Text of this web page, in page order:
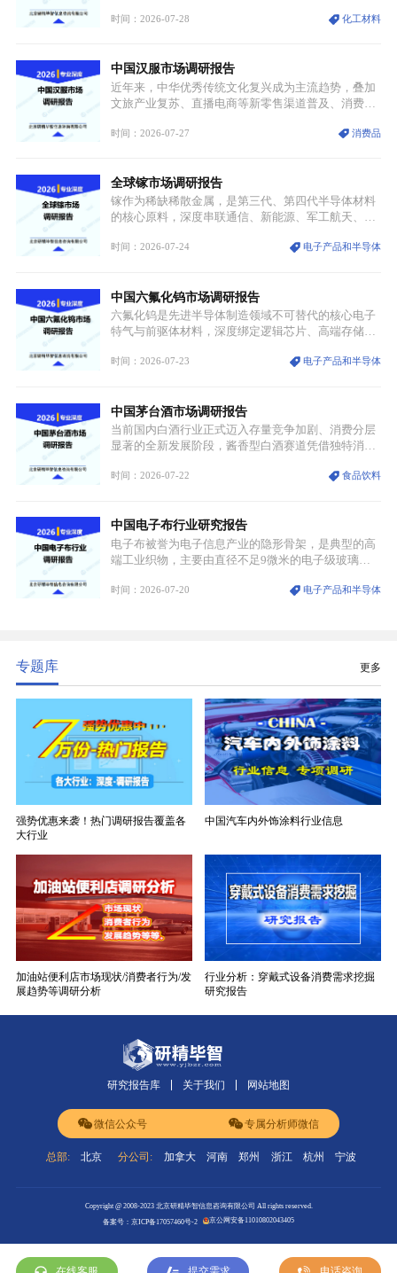
停产，行业长期维持寡头垄断的供应链格局彻底瓦
价无市”的供给真空，并沿高频覆铜板、PCB电路板向
AI服务器、5G基站等高端电子终端持续传导，全产业
链生产、成本、交付均承受巨大压力。
时间：2026-07-28 化工材料
中国汉服市场调研报告
近年来，中华优秀传统文化复兴成为主流趋势，叠加
文旅产业复苏、直播电商等新零售渠道普及、消费群
服不再局限于传统节日、古风活动等小众场景，逐步
重要载体。同时，行业标准落地、生产技术升级、原
创设计能力提升，进一步夯实产业发展根基，吸引传
统服饰品牌、文旅企业等跨界入局，市场活力持续释
时间：2026-07-27 消费品
全球镓市场调研报告
镓作为稀缺稀散金属，是第三代、第四代半导体材料
的核心原料，深度串联通信、新能源、军工航天、光
与大国科技博弈的关键战略资源。镓并非传统大宗金
领域渗透”的战略体系，成为全球科技产业运转的刚
需资源。
时间：2026-07-24 电子产品和半导体
中国六氟化钨市场调研报告
六氟化钨是先进半导体制造领域不可替代的核心电子
特气与前驱体材料，深度绑定逻辑芯片、高端存储芯
沉积（CVD）、原子层沉积（ALD）工艺专用前驱体
密制造流程。
时间：2026-07-23 电子产品和半导体
中国茅台酒市场调研报告
当前国内白酒行业正式迈入存量竞争加剧、消费分层
显著的全新发展阶段，酱香型白酒赛道凭借独特消费
道。贵州茅台凭借独一无二的核心产区壁垒、刚性产
业。
时间：2026-07-22 食品饮料
中国电子布行业研究报告
电子布被誉为电子信息产业的隐形骨架，是典型的高
端工业织物，主要由直径不足9微米的电子级玻璃纤
生产制造过程中不可或缺的核心基材。电子布具备高
时间：2026-07-20 电子产品和半导体
专题库 更多
强势优惠来袭！热门调研报告覆盖各
大行业
中国汽车内外饰涂料行业信息
加油站便利店市场现状/消费者行为/发
展趋势等调研分析
行业分析：穿戴式设备消费需求挖掘
研究报告
研究报告库 关于我们 网站地图
微信公众号 专属分析师微信
总部: 北京 分公司: 加拿大 河南 郑州 浙江 杭州 宁波
Copyright @ 2008-2023 北京研精毕智信息咨询有限公司 All rights reserved.
备案号：京ICP备17057460号-2
京公网安备11010802043405